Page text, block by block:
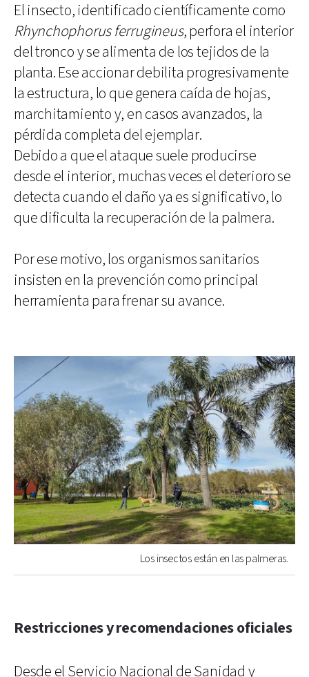
El insecto, identificado científicamente como
Rhynchophorus ferrugineus, perfora el interior
del tronco y se alimenta de los tejidos de la
planta. Ese accionar debilita progresivamente
la estructura, lo que genera caída de hojas,
marchitamiento y, en casos avanzados, la
pérdida completa del ejemplar.
Debido a que el ataque suele producirse
desde el interior, muchas veces el deterioro se
detecta cuando el daño ya es significativo, lo
que dificulta la recuperación de la palmera.
Por ese motivo, los organismos sanitarios
insisten en la prevención como principal
herramienta para frenar su avance.
Los insectos están en las palmeras.
Restricciones y recomendaciones oficiales
Desde el Servicio Nacional de Sanidad y